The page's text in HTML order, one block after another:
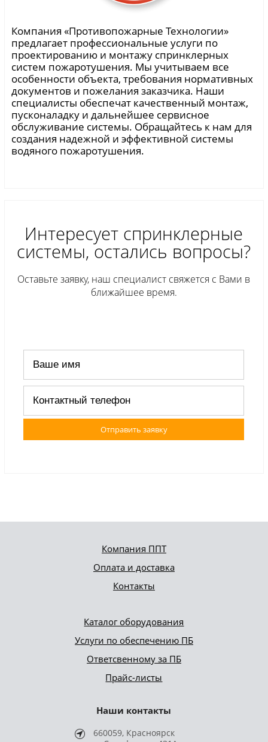
Компания «Противопожарные Технологии»
предлагает профессиональные услуги по
проектированию и монтажу спринклерных
систем пожаротушения. Мы учитываем все
особенности объекта, требования нормативных
документов и пожелания заказчика. Наши
специалисты обеспечат качественный монтаж,
пусконаладку и дальнейшее сервисное
обслуживание системы. Обращайтесь к нам для
создания надежной и эффективной системы
водяного пожаротушения.
Интересует спринклерные
системы, остались вопросы?
Оставьте заявку, наш специалист свяжется с Вами в
ближайшее время.
Отправить заявку
Компания ППТ
Оплата и доставка
Контакты
Каталог оборудования
Услуги по обеспечению ПБ
Ответсвенному за ПБ
Прайс-листы
Наши контакты
660059, Красноярск